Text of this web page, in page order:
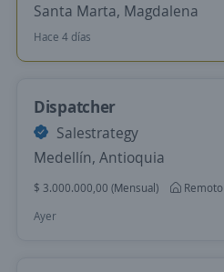
Santa Marta, Magdalena
Hace 4 días
Dispatcher
Salestrategy
Medellín, Antioquia
$ 3.000.000,00 (Mensual)
Remoto
Ayer